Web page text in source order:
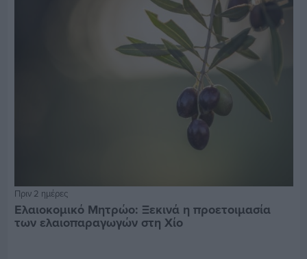
Πριν 2 ημέρες
Ελαιοκομικό Μητρώο: Ξεκινά η προετοιμασία
των ελαιοπαραγωγών στη Χίο